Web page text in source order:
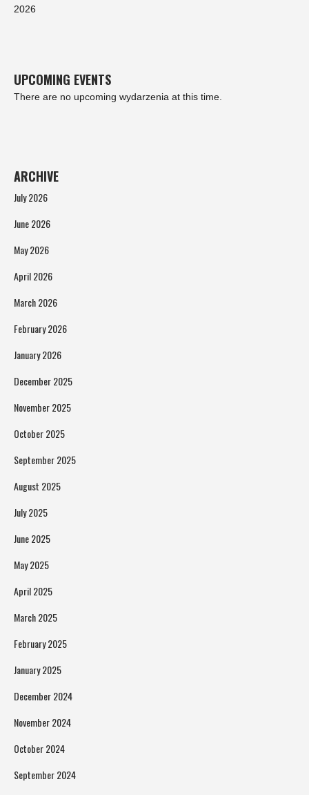
2026
UPCOMING EVENTS
There are no upcoming wydarzenia at this time.
ARCHIVE
July 2026
June 2026
May 2026
April 2026
March 2026
February 2026
January 2026
December 2025
November 2025
October 2025
September 2025
August 2025
July 2025
June 2025
May 2025
April 2025
March 2025
February 2025
January 2025
December 2024
November 2024
October 2024
September 2024